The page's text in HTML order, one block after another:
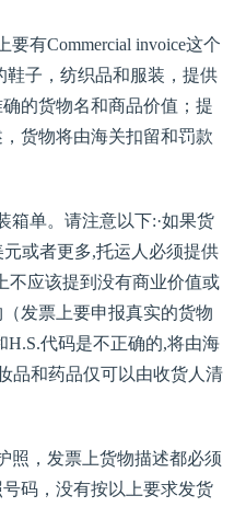
有Commercial invoice这个
子，纺织品和服装，提供
的货物名和商品价值；提
货物将由海关扣留和罚款
箱单。请注意以下:·如果货
或者更多,托运人必须提供
不应该提到没有商业价值或
发票上要申报真实的货物
H.S.代码是不正确的,将由海
品和药品仅可以由收货人清
照，发票上货物描述都必须
码，没有按以上要求发货